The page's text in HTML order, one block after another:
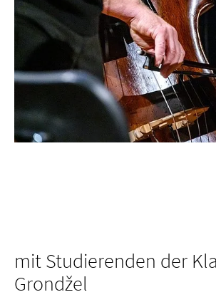
mit Studierenden der
Grondžel